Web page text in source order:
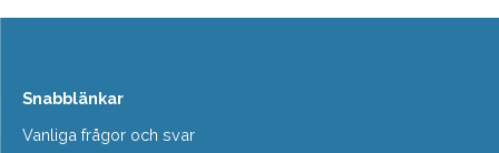
Snabblänkar
Vanliga frågor och svar